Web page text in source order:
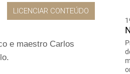
LICENCIAR CONTEÚDO
e maestro Carlos